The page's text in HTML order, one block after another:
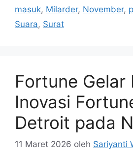
masuk, Milarder, November,
Suara, Surat
Fortune Gelar
Inovasi
Detroit pada
11 Maret 2026 oleh Sariyanti